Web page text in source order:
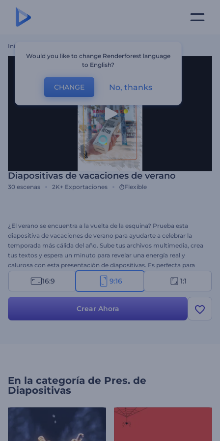
Inicio
Diapositivas de vacaciones de verano
30 escenas 2K+ Exportaciones Flexible
¿El verano se encuentra a la vuelta de la esquina? Prueba esta
diapositiva de vacaciones de verano para ayudarte a celebrar la
temporada más cálida del año. Sube tus archivos multimedia, crea
tus textos y espera un minuto para revelar una energía real y
calurosa con esta presentación de diapositivas. Es perfecta para
invitaciones de vacaciones de verano, presentación de diapositivas
personales, presentaciones temáticas y mucho más. Tómate un
16:9 9:16 1:1
Crear Ahora
En la categoría de Pres. de
Diapositivas
Would you like to change Renderforest language
to English?
CHANGE No, thanks